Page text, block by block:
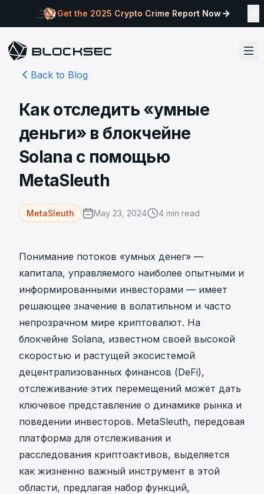
Get the 2025 Crypto Crime Report Now
Back to Blog
Как отследить «умные
деньги» в блокчейне
Solana с помощью
MetaSleuth
MetaSleuth May 23, 2024 4 min read
Понимание потоков «умных денег» —
капитала, управляемого наиболее опытными и
информированными инвесторами — имеет
решающее значение в волатильном и часто
непрозрачном мире криптовалют. На
блокчейне Solana, известном своей высокой
скоростью и растущей экосистемой
децентрализованных финансов (DeFi),
отслеживание этих перемещений может дать
ключевое представление о динамике рынка и
поведении инвесторов. MetaSleuth, передовая
платформа для отслеживания и
расследования криптоактивов, выделяется
как жизненно важный инструмент в этой
области, предлагая набор функций,